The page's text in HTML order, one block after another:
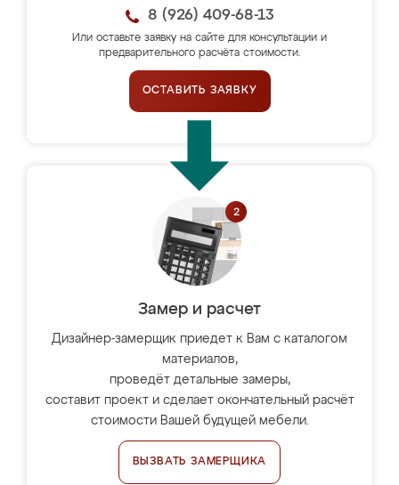
8 (926) 409-68-13
Или оставьте заявку на сайте для консультации и
предварительного расчёта стоимости.
ОСТАВИТЬ ЗАЯВКУ
Замер и расчет
Дизайнер-замерщик приедет к Вам с каталогом
материалов,
проведёт детальные замеры,
составит проект и сделает окончательный расчёт
стоимости Вашей будущей мебели.
ВЫЗВАТЬ ЗАМЕРЩИКА